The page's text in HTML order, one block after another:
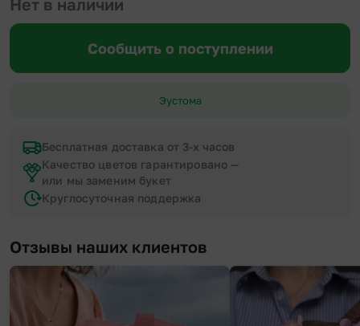
Нет в наличии
Сообщить о поступлении
Эустома
Бесплатная доставка от 3-х часов
Качество цветов гарантировано —
или мы заменим букет
Круглосуточная поддержка
Отзывы наших клиентов